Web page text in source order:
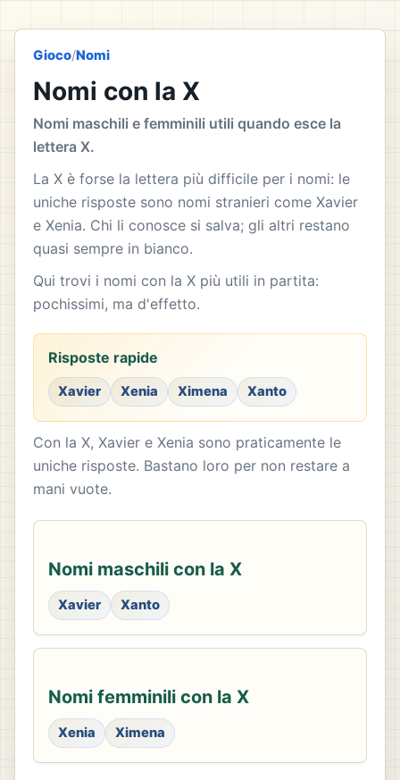
Gioco/Nomi
Nomi con la X
Nomi maschili e femminili utili quando esce la
lettera X.
La X è forse la lettera più difficile per i nomi: le
uniche risposte sono nomi stranieri come Xavier
e Xenia. Chi li conosce si salva; gli altri restano
quasi sempre in bianco.
Qui trovi i nomi con la X più utili in partita:
pochissimi, ma d'effetto.
Risposte rapide
Xavier Xenia Ximena Xanto
Con la X, Xavier e Xenia sono praticamente le
uniche risposte. Bastano loro per non restare a
mani vuote.
Nomi maschili con la X
Xavier Xanto
Nomi femminili con la X
Xenia Ximena